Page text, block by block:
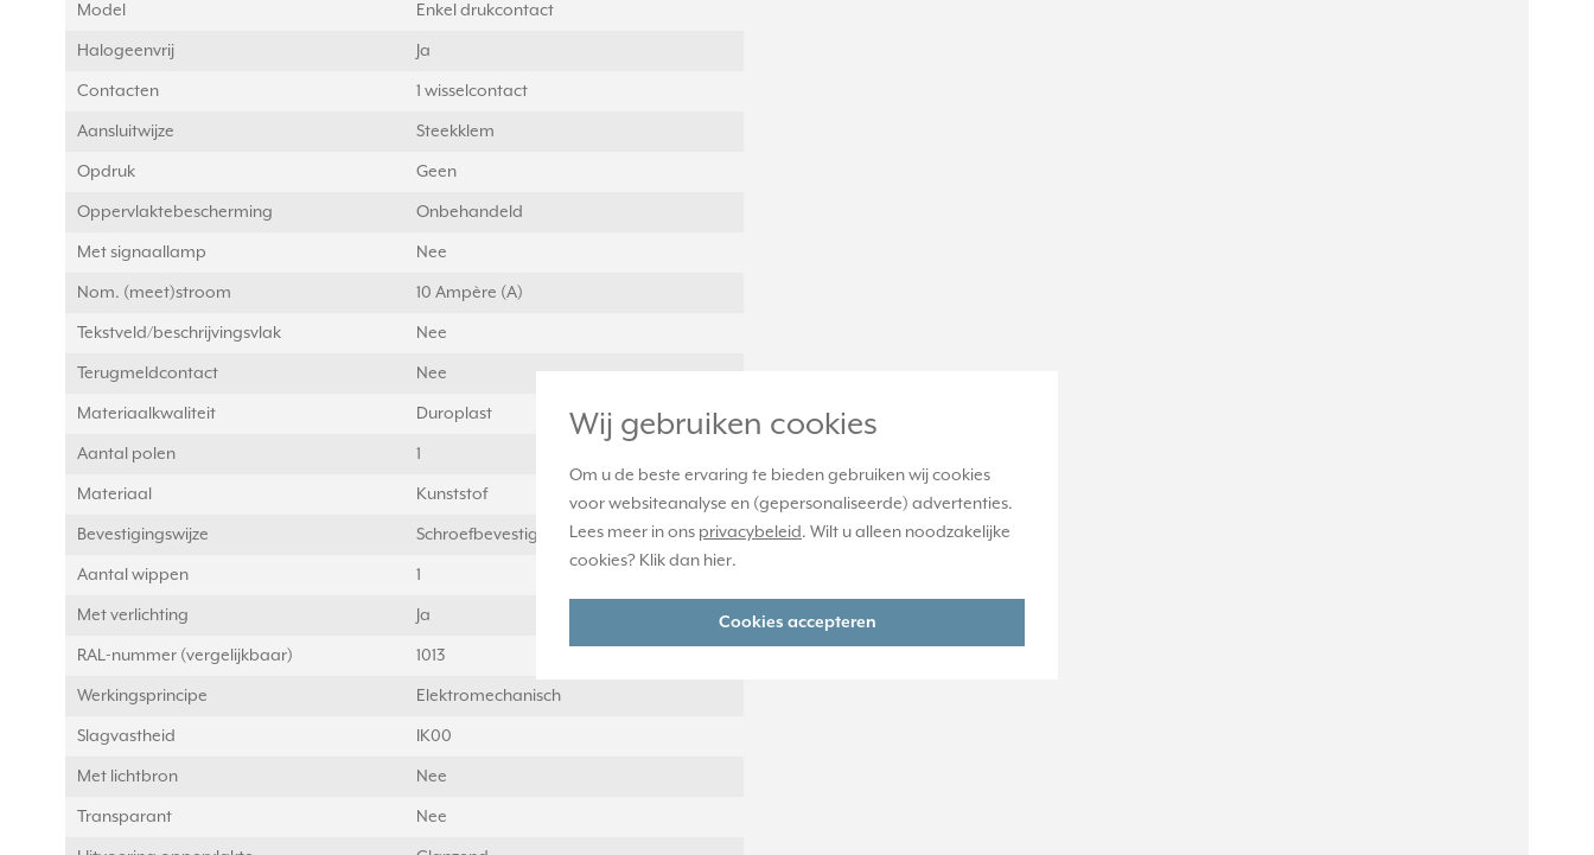
Wij gebruiken cookies
Om u de beste ervaring te bieden gebruiken wij cookies
voor websiteanalyse en (gepersonaliseerde) advertenties.
Lees meer in ons privacybeleid. Wilt u alleen noodzakelijke
cookies? Klik dan hier.
Cookies accepteren
Model Enkel drukcontact
Halogeenvrij Ja
Contacten 1 wisselcontact
Aansluitwijze Steekklem
Opdruk Geen
Oppervlaktebescherming Onbehandeld
Met signaallamp Nee
Nom. (meet)stroom 10 Ampère (A)
Tekstveld/beschrijvingsvlak Nee
Terugmeldcontact Nee
Materiaalkwaliteit Duroplast
Aantal polen 1
Materiaal Kunststof
Bevestigingswijze Schroefbevestiging
Aantal wippen 1
Met verlichting Ja
RAL-nummer (vergelijkbaar) 1013
Werkingsprincipe Elektromechanisch
Slagvastheid IK00
Met lichtbron Nee
Transparant Nee